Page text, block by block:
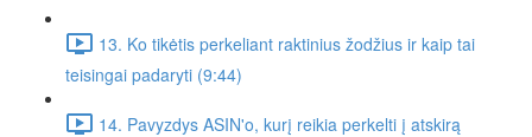
13. Ko tikėtis perkeliant raktinius žodžius ir kaip tai
teisingai padaryti (9:44)
14. Pavyzdys ASIN'o, kurį reikia perkelti į atskirą